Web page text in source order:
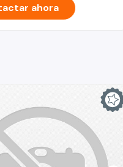
ahora